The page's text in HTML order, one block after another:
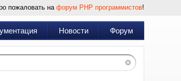
пожаловать нафорум PHP программистов!
Новости Форум